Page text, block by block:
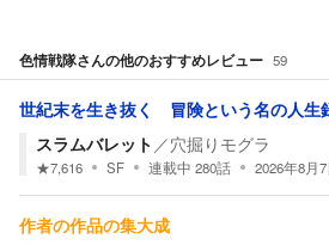
色情戦隊さんの他のおすすめレビュー 59
世紀末を生き抜く 冒険という名の人生
スラムバレット ／穴掘りモグラ
★7,616 SF 連載中 280話 2026年8月7
作者の作品の集大成